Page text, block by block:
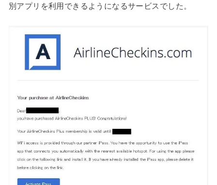
別アプリを利用できるようになるサービスでした。